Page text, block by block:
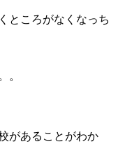
ところがなくなっち
。
があることがわか